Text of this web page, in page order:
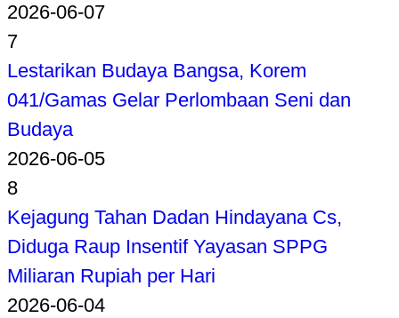
2026-06-07
7
Lestarikan Budaya Bangsa, Korem
041/Gamas Gelar Perlombaan Seni dan
Budaya
2026-06-05
8
Kejagung Tahan Dadan Hindayana Cs,
Diduga Raup Insentif Yayasan SPPG
Miliaran Rupiah per Hari
2026-06-04